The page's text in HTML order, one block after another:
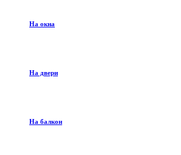
На окна
На двери
На балкон